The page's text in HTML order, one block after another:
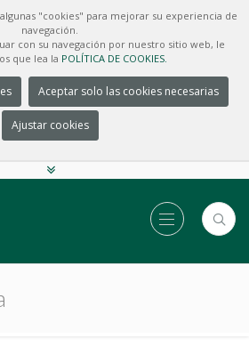
"cookies" para mejorar su experiencia de
navegación.
con su navegación por nuestro sitio web, le
que lea la POLÍTICA DE COOKIES.
Aceptar solo las cookies necesarias
Ajustar cookies